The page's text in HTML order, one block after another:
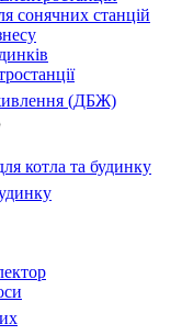
сонячних станцій
(ДБЖ)
котла та будинку